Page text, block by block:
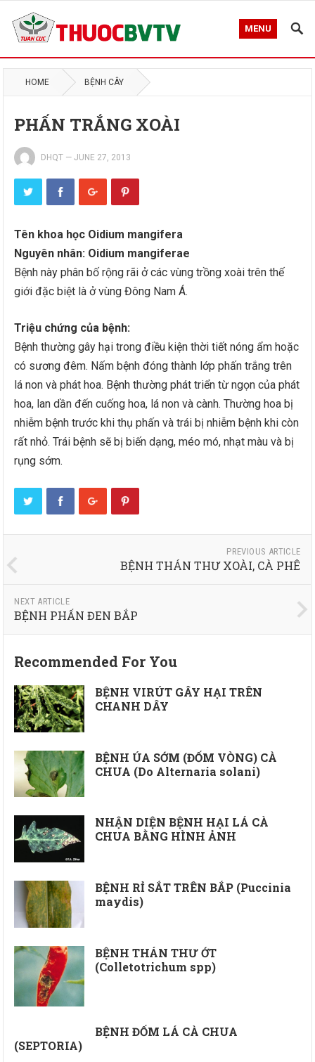
MENU
HOME BỆNH CÂY
PHẤN TRẮNG XOÀI
DHQT —JUNE 27, 2013
Tên khoa học Oidium mangifera
Nguyên nhân: Oidium mangiferae
Bệnh này phân bố rộng rãi ở các vùng trồng xoài trên thế
giới đặc biệt là ở vùng Đông Nam Á.
Triệu chứng của bệnh:
Bệnh thường gây hại trong điều kiện thời tiết nóng ẩm hoặc
có sương đêm. Nấm bệnh đóng thành lớp phấn trắng trên
lá non và phát hoa. Bệnh thường phát triển từ ngọn của phát
hoa, lan dần đến cuống hoa, lá non và cành. Thường hoa bị
nhiễm bệnh trước khi thụ phấn và trái bị nhiễm bệnh khi còn
rất nhỏ. Trái bệnh sẽ bị biến dạng, méo mó, nhạt màu và bị
rụng sớm.
PREVIOUS ARTICLE
BỆNH THÁN THƯ XOÀI, CÀ PHÊ
NEXT ARTICLE
BỆNH PHẤN ĐEN BẮP
Recommended For You
BỆNH VIRÚT GÂY HẠI TRÊN
CHANH DÂY
BỆNH ÚA SỚM (ĐỐM VÒNG) CÀ
CHUA (Do Alternaria solani)
NHẬN DIỆN BỆNH HẠI LÁ CÀ
CHUA BẰNG HÌNH ẢNH
BỆNH RỈ SẮT TRÊN BẮP (Puccinia
maydis)
BỆNH THÁN THƯ ỚT
(Colletotrichum spp)
BỆNH ĐỐM LÁ CÀ CHUA
(SEPTORIA)